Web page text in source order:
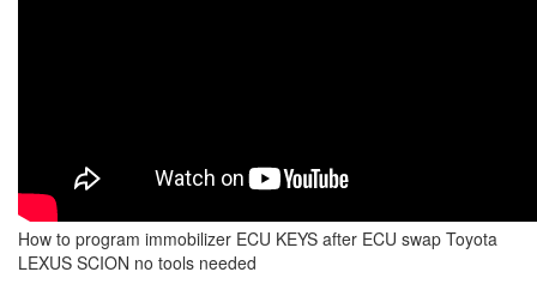
How to program immobilizer ECU KEYS after ECU swap Toyota
LEXUS SCION no tools needed